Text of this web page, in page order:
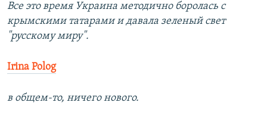
Все это время Украина методично боролась с
крымскими татарами и давала зеленый свет
"русскому миру".
Irina Polog
в общем-то, ничего нового.